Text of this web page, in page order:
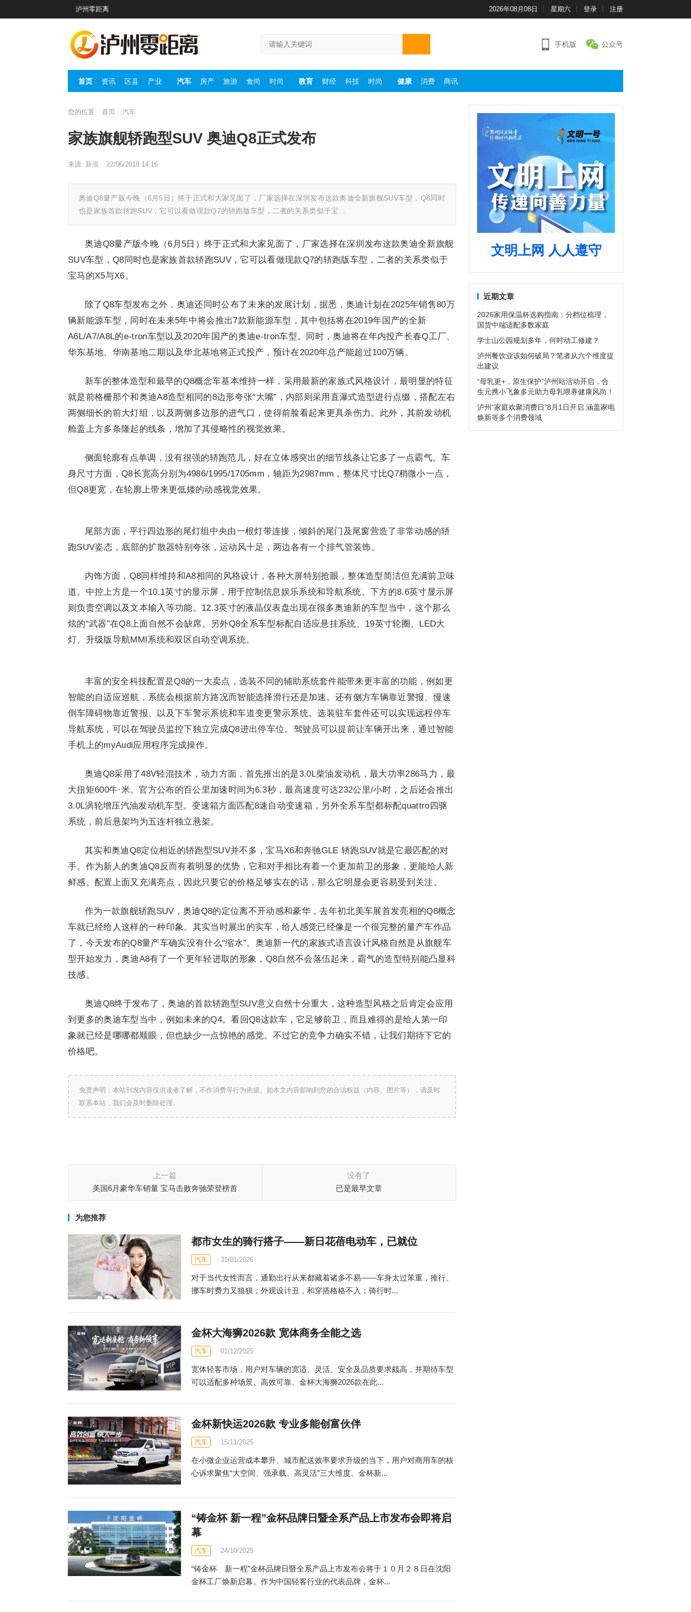
泸州零距离 2026年08月08日 星期六 登录 注册
手机版 公众号
首页 资讯 区县 产业 汽车 房产 旅游 食尚 时尚 教育 财经 科技 时尚 健康 消费 商讯
您的位置 首页 汽车
家族旗舰轿跑型SUV 奥迪Q8正式发布
来源: 新浪 22/06/2018 14:16
奥迪Q8量产版今晚（6月5日）终于正式和大家见面了，厂家选择在深圳发布这款奥迪全新旗舰SUV车型，Q8同时
也是家族首款轿跑SUV，它可以看做现款Q7的轿跑版车型，二者的关系类似于宝…
奥迪Q8量产版今晚（6月5日）终于正式和大家见面了，厂家选择在深圳发布这款奥迪全新旗舰
SUV车型，Q8同时也是家族首款轿跑SUV，它可以看做现款Q7的轿跑版车型，二者的关系类似于
宝马的X5与X6。
除了Q8车型发布之外，奥迪还同时公布了未来的发展计划，据悉，奥迪计划在2025年销售80万
辆新能源车型，同时在未来5年中将会推出7款新能源车型，其中包括将在2019年国产的全新
A6L/A7/A8L的e-tron车型以及2020年国产的奥迪e-tron车型。同时，奥迪将在年内投产长春Q工厂、
华东基地、华南基地二期以及华北基地将正式投产，预计在2020年总产能超过100万辆。
新车的整体造型和最早的Q8概念车基本维持一样，采用最新的家族式风格设计，最明显的特征
就是前格栅那个和奥迪A8造型相同的8边形夸张“大嘴”，内部则采用直瀑式造型进行点缀，搭配左右
两侧细长的前大灯组，以及两侧多边形的进气口，使得前脸看起来更具杀伤力。此外，其前发动机
舱盖上方多条隆起的线条，增加了其侵略性的视觉效果。
侧面轮廓有点单调，没有很强的轿跑范儿，好在立体感突出的细节线条让它多了一点霸气。车
身尺寸方面，Q8长宽高分别为4986/1995/1705mm，轴距为2987mm，整体尺寸比Q7稍微小一点，
但Q8更宽，在轮廓上带来更低矮的动感视觉效果。
尾部方面，平行四边形的尾灯组中央由一根灯带连接，倾斜的尾门及尾窗营造了非常动感的轿
跑SUV姿态，底部的扩散器特别夸张，运动风十足，两边各有一个排气管装饰。
内饰方面，Q8同样维持和A8相同的风格设计，各种大屏特别抢眼，整体造型简洁但充满前卫味
道。中控上方是一个10.1英寸的显示屏，用于控制信息娱乐系统和导航系统。下方的8.6英寸显示屏
则负责空调以及文本输入等功能。12.3英寸的液晶仪表盘出现在很多奥迪新的车型当中，这个那么
炫的“武器”在Q8上面自然不会缺席。另外Q8全系车型标配自适应悬挂系统、19英寸轮圈、LED大
灯、升级版导航MMI系统和双区自动空调系统。
丰富的安全科技配置是Q8的一大卖点，选装不同的辅助系统套件能带来更丰富的功能，例如更
智能的自适应巡航，系统会根据前方路况而智能选择滑行还是加速。还有侧方车辆靠近警报、慢速
倒车障碍物靠近警报、以及下车警示系统和车道变更警示系统。选装驻车套件还可以实现远程停车
导航系统，可以在驾驶员监控下独立完成Q8进出停车位。驾驶员可以提前让车辆开出来，通过智能
手机上的myAudi应用程序完成操作。
奥迪Q8采用了48V轻混技术，动力方面，首先推出的是3.0L柴油发动机，最大功率286马力，最
大扭矩600牛·米。官方公布的百公里加速时间为6.3秒，最高速度可达232公里/小时，之后还会推出
3.0L涡轮增压汽油发动机车型。变速箱方面匹配8速自动变速箱，另外全系车型都标配quattro四驱
系统，前后悬架均为五连杆独立悬架。
其实和奥迪Q8定位相近的轿跑型SUV并不多，宝马X6和奔驰GLE 轿跑SUV就是它最匹配的对
手。作为新人的奥迪Q8反而有着明显的优势，它和对手相比有着一个更加前卫的形象，更能给人新
鲜感。配置上面又充满亮点，因此只要它的价格足够实在的话，那么它明显会更容易受到关注。
作为一款旗舰轿跑SUV，奥迪Q8的定位离不开动感和豪华，去年初北美车展首发亮相的Q8概念
车就已经给人这样的一种印象。其实当时展出的实车，给人感觉已经像是一个很完整的量产车作品
了，今天发布的Q8量产车确实没有什么“缩水”。奥迪新一代的家族式语言设计风格自然是从旗舰车
型开始发力，奥迪A8有了一个更年轻进取的形象，Q8自然不会落伍起来，霸气的造型特别能凸显科
技感。
奥迪Q8终于发布了，奥迪的首款轿跑型SUV意义自然十分重大，这种造型风格之后肯定会应用
到更多的奥迪车型当中，例如未来的Q4。看回Q8这款车，它足够前卫，而且难得的是给人第一印
象就已经是哪哪都顺眼，但也缺少一点惊艳的感觉。不过它的竞争力确实不错，让我们期待下它的
价格吧。
免责声明：本站刊发内容仅供读者了解，不作消费等行为依据。如本文内容影响到您的合法权益（内容、图片等），请及时
联系本站，我们会及时删除处理。
上一篇
美国6月豪华车销量 宝马击败奔驰荣登榜首
没有了
已是最早文章
为您推荐
都市女生的骑行搭子——新日花蓓电动车，已就位
汽车 31/01/2026
对于当代女性而言，通勤出行从来都藏着诸多不易——车身太过笨重，推行、
挪车时费力又狼狈；外观设计丑，和穿搭格格不入；骑行时...
金杯大海狮2026款 宽体商务全能之选
汽车 01/12/2025
宽体轻客市场，用户对车辆的宽适、灵活、安全及品质要求颇高，并期待车型
可以适配多种场景、高效可靠。金杯大海狮2026款在此...
金杯新快运2026款 专业多能创富伙伴
汽车 15/11/2025
在小微企业运营成本攀升、城市配送效率要求升级的当下，用户对商用车的核
心诉求聚焦“大空间、强承载、高灵活”三大维度。金杯新...
“铸金杯 新一程”金杯品牌日暨全系产品上市发布会即将启
幕
汽车 24/10/2025
“铸金杯 新一程”金杯品牌日暨全系产品上市发布会将于１０月２８日在沈阳
金杯工厂焕新启幕。作为中国轻客行业的代表品牌，金杯...
文明上网 人人遵守
近期文章
2026家用保温杯选购指南：分档位梳理，
国货中端适配多数家庭
学士山公园规划多年，何时动工修建？
泸州餐饮业该如何破局？笔者从六个维度提
出建议
“母乳更+，原生保护”泸州站活动开启，合
生元携小飞象多元助力母乳喂养健康风尚！
泸州“家庭欢聚消费日”8月1日开启 涵盖家电
焕新等多个消费领域